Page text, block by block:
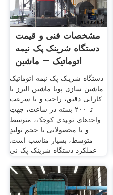
مشخصات فنی و قیمت
دستگاه شرینک پک نیمه
اتوماتیک – ماشین
دستگاه شرینک پک نیمه اتوماتیک
ماشین سازی پویا ماشین البرز با
کارایی دقیق، راحت و با سرعت
تا ۲۰۰ بسته در ساعت، جهتِ
واحدهای تولیدی کوچک، متوسط
و یا محصولاتی با حجم تولیدِ
متوسط، بسیار مناسب است.
عملکرد دستگاه شرینک پک نی